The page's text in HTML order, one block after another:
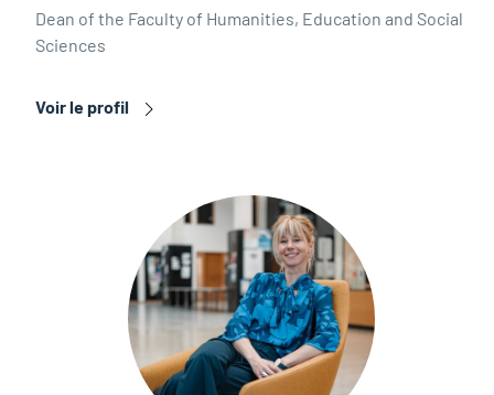
Dean of the Faculty of Humanities, Education and Social
Sciences
Voir le profil